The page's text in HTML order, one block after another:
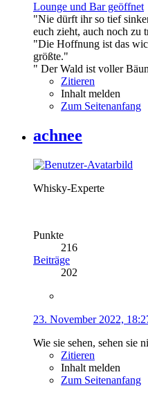
Lounge und Bar geöffnet
"Nie dürft ihr so tief
euch zieht, auch noch zu
"Die Hoffnung ist das
größte."
" Der Wald ist voller
Zitieren
Inhalt melden
Zum Seitenanfang
achnee
Whisky-Experte
Punkte
216
Beiträge
202
23. November 2022,
Wie sie sehen, sehen sie
Zitieren
Inhalt melden
Zum Seitenanfang